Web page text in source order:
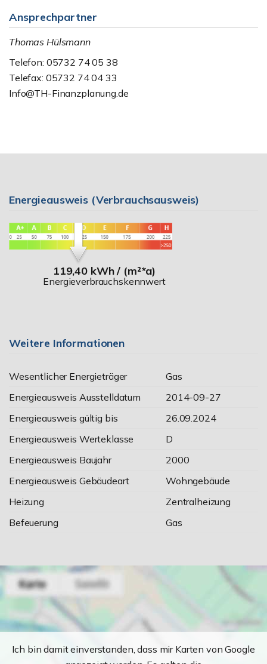
Ansprechpartner
Thomas Hülsmann
Telefon: 05732 74 05 38
Telefax: 05732 74 04 33
Info@TH-Finanzplanung.de
Energieausweis (Verbrauchsausweis)
119,40 kWh / (m²*a)
Energieverbrauchskennwert
Weitere Informationen
Wesentlicher Energieträger
Gas
Energieausweis Ausstelldatum
2014-09-27
Energieausweis gültig bis
26.09.2024
Energieausweis Werteklasse
D
Energieausweis Baujahr
2000
Energieausweis Gebäudeart
Wohngebäude
Heizung
Zentralheizung
Befeuerung
Gas
Ich bin damit einverstanden, dass mir Karten von Google